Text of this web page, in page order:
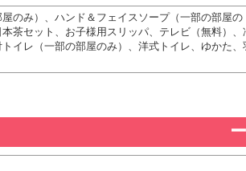
のみ）、ハンド＆フェイスソープ（一部の部屋の
茶セット、お子様用スリッパ、テレビ（無料）、
イレ（一部の部屋のみ）、洋式トイレ、ゆかた、